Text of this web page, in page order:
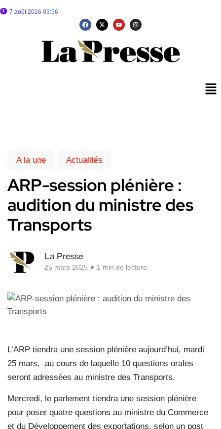
7 août 2026 03:56
A la une Actualités
ARP-session plénière :
audition du ministre des
Transports
La Presse
25 mars 2025 1 min de lecture
L’ARP tiendra une session plénière aujourd’hui, mardi
25 mars, au cours de laquelle 10 questions orales
seront adressées au ministre des Transports.
Mercredi, le parlement tiendra une session plénière
pour poser quatre questions au ministre du Commerce
et du Développement des exportations, selon un post